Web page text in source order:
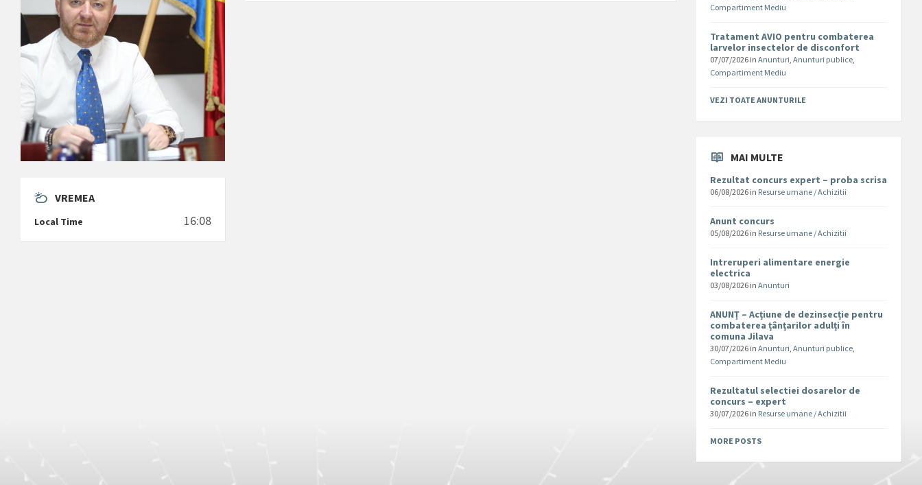
VREMEA
Local Time 16:08
Compartiment Mediu
Tratament AVIO pentru combaterea
larvelor insectelor de disconfort
07/07/2026 inAnunturi,Anunturi publice,
Compartiment Mediu
VEZI TOATE ANUNTURILE
MAI MULTE
Rezultat concurs expert – proba scrisa
06/08/2026 in Resurse umane / Achizitii
Anunt concurs
05/08/2026 in Resurse umane / Achizitii
Intreruperi alimentare energie
electrica
03/08/2026 inAnunturi
ANUNȚ – Acțiune de dezinsecție pentru
combaterea țânțarilor adulți în
comuna Jilava
30/07/2026 inAnunturi,Anunturi publice,
Compartiment Mediu
Rezultatul selectiei dosarelor de
concurs – expert
30/07/2026 in Resurse umane / Achizitii
MORE POSTS